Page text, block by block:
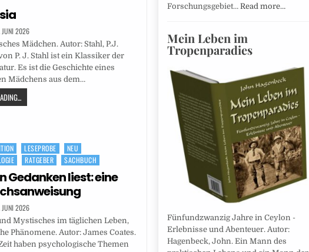
JUNI 2026
Mädchen. Autor: Stahl, P.J.
P. J. Stahl ist ein Klassiker der
Es ist die Geschichte eines
Mädchens aus dem…
LESEPROBE
NEU
RATGEBER SACHBUCH
Gedanken liest: eine
JUNI 2026
Mystisches im täglichen Leben,
Phänomene. Autor: James Coates.
haben psychologische Themen
Forschungsgebiet… Read more…
Mein Leben im
Tropenparadies
Fünfundzwanzig Jahre in Ceylon -
Erlebnisse und Abenteuer. Autor:
Hagenbeck, John. Ein Mann des